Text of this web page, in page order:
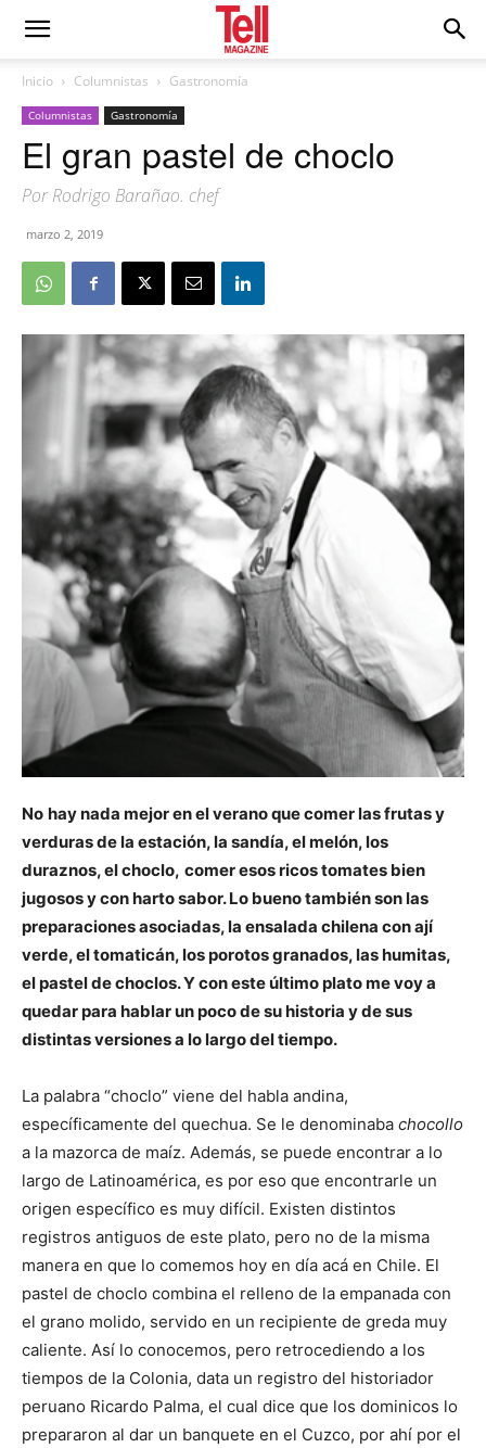
Inicio Columnistas Gastronomía
Columnistas Gastronomía
El gran pastel de choclo
Por Rodrigo Barañao. chef
marzo 2, 2019
No hay nada mejor en el verano que comer las frutas y
verduras de la estación, la sandía, el melón, los
duraznos, el choclo, comer esos ricos tomates bien
jugosos y con harto sabor. Lo bueno también son las
preparaciones asociadas, la ensalada chilena con ají
verde, el tomaticán, los porotos granados, las humitas,
el pastel de choclos. Y con este último plato me voy a
quedar para hablar un poco de su historia y de sus
distintas versiones a lo largo del tiempo.
La palabra “choclo” viene del habla andina,
específicamente del quechua. Se le denominaba chocollo
a la mazorca de maíz. Además, se puede encontrar a lo
largo de Latinoamérica, es por eso que encontrarle un
origen específico es muy difícil. Existen distintos
registros antiguos de este plato, pero no de la misma
manera en que lo comemos hoy en día acá en Chile. El
pastel de choclo combina el relleno de la empanada con
el grano molido, servido en un recipiente de greda muy
caliente. Así lo conocemos, pero retrocediendo a los
tiempos de la Colonia, data un registro del historiador
peruano Ricardo Palma, el cual dice que los dominicos lo
prepararon al dar un banquete en el Cuzco, por ahí por el